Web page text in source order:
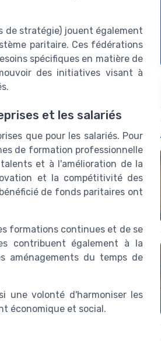
de stratégie) jouent également
paritaire. Ces fédérations
spécifiques en matière de
des initiatives visant à
et les salariés
que pour les salariés. Pour
de formation professionnelle
et à l'amélioration de la
et la compétitivité des
de fonds paritaires ont
formations continues et de se
contribuent également à la
aménagements du temps de
une volonté d'harmoniser les
économique et social.